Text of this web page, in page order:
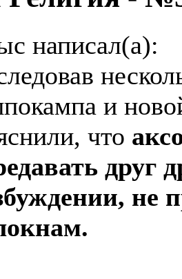
написал(а):
и
что
друг
не